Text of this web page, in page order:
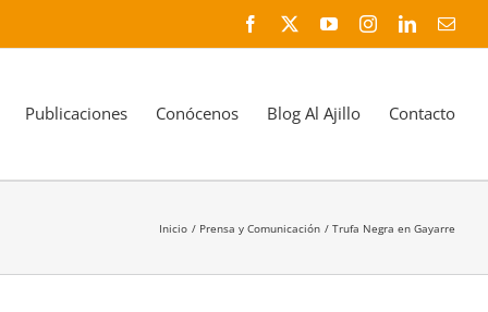
Facebook YouTubeInstagramLinkedIn
Publicaciones Conócenos Blog Al Ajillo Contacto
Inicio Prensa y Comunicación Trufa Negra en Gayarre